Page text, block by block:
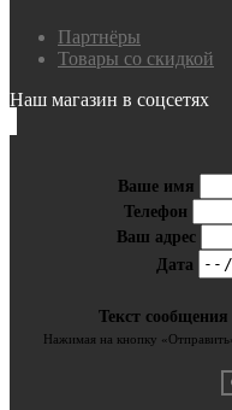
Партнёры
Товары со скидкой
Наш магазин в соцсетях
Ваше имя
Телефон
Ваш адрес
Дата
Текст сообщения
Нажимая на кнопку